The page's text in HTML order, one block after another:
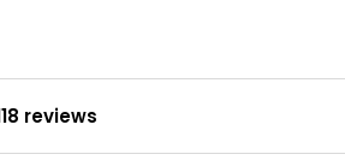
reviews